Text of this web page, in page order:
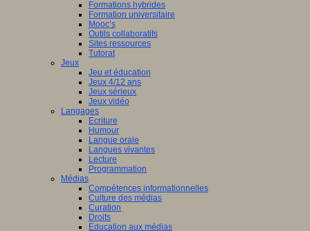
Formations hybrides
Formation universitaire
Mooc’s
Outils collaboratifs
Sites ressources
Tutorat
Jeux
Jeu et éducation
Jeux 4/12 ans
Jeux sérieux
Jeux vidéo
Langages
Ecriture
Humour
Langue orale
Langues vivantes
Lecture
Programmation
Médias
Compétences informationnelles
Culture des médias
Curation
Droits
Education aux médias